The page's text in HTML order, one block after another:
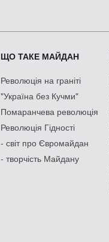
ЩО ТАКЕ МАЙДАН
Революція на граніті
"Україна без Кучми"
Помаранчева революція
Революція Гідності
- світ про Євромайдан
- творчість Майдану